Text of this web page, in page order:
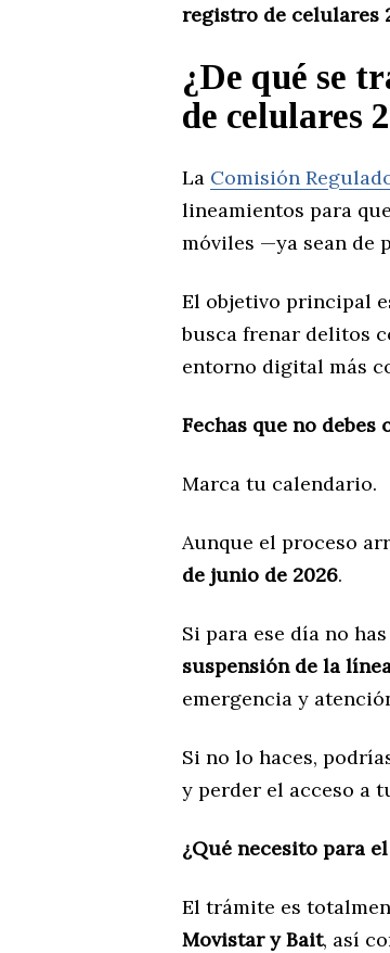
registro de celulares
¿De qué se
de celulares
La Comisión
lineamientos para
móviles —ya sean de
El objetivo principal
busca frenar delitos
entorno digital más
Fechas que no debes
Marca tu calendario.
Aunque el proceso
de junio de 2026.
Si para ese día no
suspensión de la
emergencia y
Si no lo haces,
y perder el acceso a
¿Qué necesito para
El trámite es
Movistar y Bait, así